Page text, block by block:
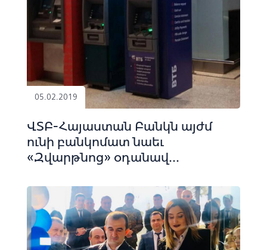
05.02.2019
ՎՏԲ-Հայաստան Բանկն այժմ
ունի բանկոմատ նաեւ
«Զվարթնոց» օդանավ...